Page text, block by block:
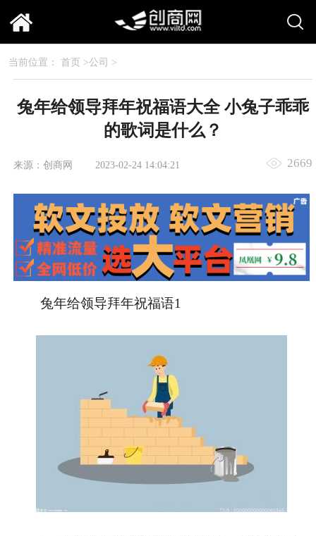
当前位置： 首页 >公司 >
兔年给领导拜年祝福语大全 小兔子乖乖
的歌词是什么？
来源：创商网 2023-02-24 14:04:21 2669
兔年给领导拜年祝福语1